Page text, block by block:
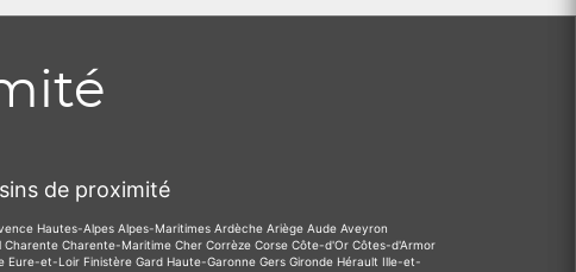
de proximité
Hautes-Alpes Alpes-Maritimes Ardèche Ariège Aude Aveyron
Charente Charente-Maritime Cher Corrèze Corse Côte-d'Or Côtes-d'Armor
Eure-et-Loir Finistère Gard Haute-Garonne Gers Gironde Hérault Ille-et-